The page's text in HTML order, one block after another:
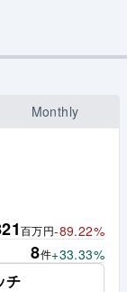
Monthly
百万円-89.22%
8件+33.33%
チ